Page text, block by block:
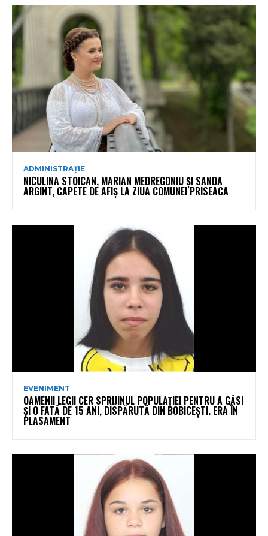
ADMINISTRAȚIE
NICULINA STOICAN, MARIAN MEDREGONIU ȘI SANDA
ARGINT, CAPETE DE AFIȘ LA ZIUA COMUNEI PRISEACA
EVENIMENT
OAMENII LEGII CER SPRIJINUL POPULAȚIEI PENTRU A GĂSI
ȘI O FATĂ DE 15 ANI, DISPĂRUTĂ DIN BOBICEȘTI. ERA ÎN
PLASAMENT